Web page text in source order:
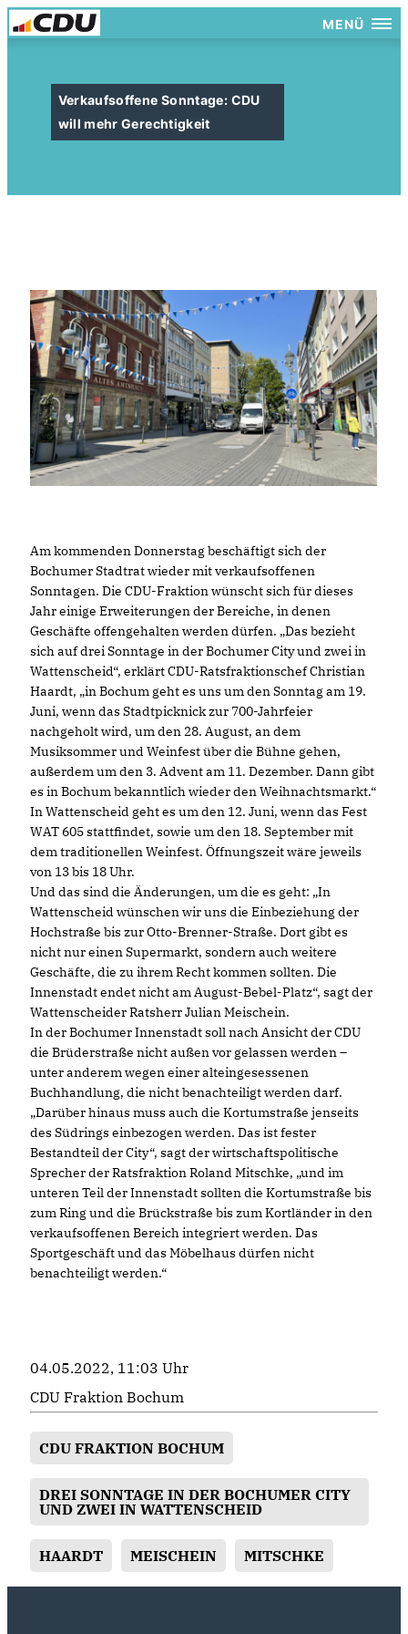
MENÜ
Verkaufsoffene Sonntage: CDU
will mehr Gerechtigkeit
Am kommenden Donnerstag beschäftigt sich der
Bochumer Stadtrat wieder mit verkaufsoffenen
Sonntagen. Die CDU-Fraktion wünscht sich für dieses
Jahr einige Erweiterungen der Bereiche, in denen
Geschäfte offengehalten werden dürfen. „Das bezieht
sich auf drei Sonntage in der Bochumer City und zwei in
Wattenscheid“, erklärt CDU-Ratsfraktionschef Christian
Haardt, „in Bochum geht es uns um den Sonntag am 19.
Juni, wenn das Stadtpicknick zur 700-Jahrfeier
nachgeholt wird, um den 28. August, an dem
Musiksommer und Weinfest über die Bühne gehen,
außerdem um den 3. Advent am 11. Dezember. Dann gibt
es in Bochum bekanntlich wieder den Weihnachtsmarkt.“
In Wattenscheid geht es um den 12. Juni, wenn das Fest
WAT 605 stattfindet, sowie um den 18. September mit
dem traditionellen Weinfest. Öffnungszeit wäre jeweils
von 13 bis 18 Uhr.
Und das sind die Änderungen, um die es geht: „In
Wattenscheid wünschen wir uns die Einbeziehung der
Hochstraße bis zur Otto-Brenner-Straße. Dort gibt es
nicht nur einen Supermarkt, sondern auch weitere
Geschäfte, die zu ihrem Recht kommen sollten. Die
Innenstadt endet nicht am August-Bebel-Platz“, sagt der
Wattenscheider Ratsherr Julian Meischein.
In der Bochumer Innenstadt soll nach Ansicht der CDU
die Brüderstraße nicht außen vor gelassen werden –
unter anderem wegen einer alteingesessenen
Buchhandlung, die nicht benachteiligt werden darf.
Darüber hinaus muss auch die Kortumstraße jenseits
des Südrings einbezogen werden. Das ist fester
Bestandteil der City“, sagt der wirtschaftspolitische
Sprecher der Ratsfraktion Roland Mitschke, „und im
unteren Teil der Innenstadt sollten die Kortumstraße bis
zum Ring und die Brückstraße bis zum Kortländer in den
verkaufsoffenen Bereich integriert werden. Das
Sportgeschäft und das Möbelhaus dürfen nicht
benachteiligt werden.“
04.05.2022, 11:03 Uhr
CDU Fraktion Bochum
CDU FRAKTION BOCHUM
DREI SONNTAGE IN DER BOCHUMER CITY
UND ZWEI IN WATTENSCHEID
HAARDT MEISCHEIN MITSCHKE